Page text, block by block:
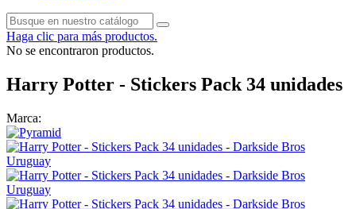
Haga clic para más productos.
No se encontraron productos.
Harry Potter - Stickers Pack 34 unidades
Marca: